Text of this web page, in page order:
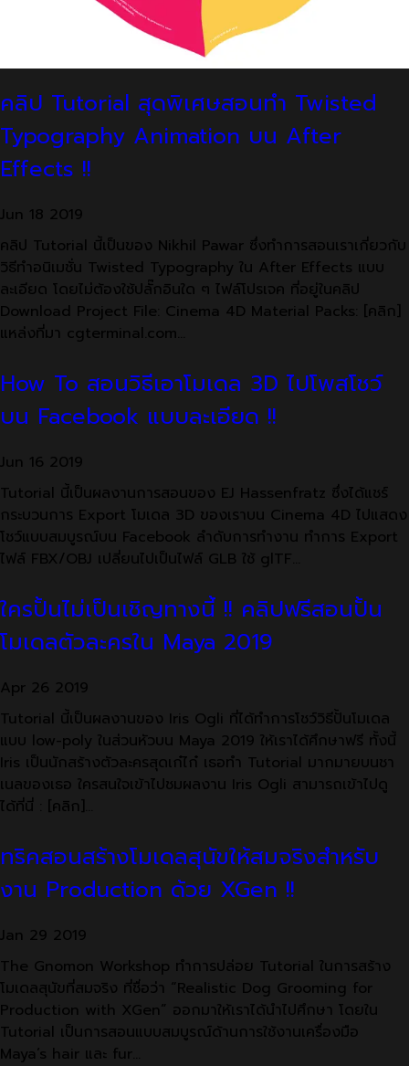
คลิป Tutorial สุดพิเศษสอนทำ Twisted
Typography Animation บน After
Effects !!
Jun 18 2019
คลิป Tutorial นี้เป็นของ Nikhil Pawar ซึ่งทำการสอนเราเกี่ยวกับ
วิธีทำอนิเมชั่น Twisted Typography ใน After Effects แบบ
ละเอียด โดยไม่ต้องใช้ปลั๊กอินใด ๆ ไฟล์โปรเจค ที่อยู่ในคลิป
Download Project File: Cinema 4D Material Packs: [คลิก]
แหล่งที่มา cgterminal.com…
How To สอนวิธีเอาโมเดล 3D ไปโพสโชว์
บน Facebook แบบละเอียด !!
Jun 16 2019
Tutorial นี้เป็นผลงานการสอนของ EJ Hassenfratz ซึ่งได้แชร์
กระบวนการ Export โมเดล 3D ของเราบน Cinema 4D ไปแสดง
โชว์แบบสมบูรณ์บน Facebook ลำดับการทำงาน ทำการ Export
ไฟล์ FBX/OBJ เปลี่ยนไปเป็นไฟล์ GLB ใช้ glTF…
ใครปั้นไม่เป็นเชิญทางนี้ !! คลิปฟรีสอนปั้น
โมเดลตัวละครใน Maya 2019
Apr 26 2019
Tutorial นี้เป็นผลงานของ Iris Ogli ที่ได้ทำการโชว์วิธีปั้นโมเดล
แบบ low-poly ในส่วนหัวบน Maya 2019 ให้เราได้ศึกษาฟรี ทั้งนี้
Iris เป็นนักสร้างตัวละครสุดเก๋ไก๋ เธอทำ Tutorial มากมายบนชา
เนลของเธอ ใครสนใจเข้าไปชมผลงาน Iris Ogli สามารถเข้าไปดู
ได้ที่นี่ : [คลิก]…
ทริคสอนสร้างโมเดลสุนัขให้สมจริงสำหรับ
งาน Production ด้วย XGen !!
Jan 29 2019
The Gnomon Workshop ทำการปล่อย Tutorial ในการสร้าง
โมเดลสุนัขที่สมจริง ที่ชื่อว่า “Realistic Dog Grooming for
Production with XGen” ออกมาให้เราได้นำไปศึกษา โดยใน
Tutorial เป็นการสอนแบบสมบูรณ์ด้านการใช้งานเครื่องมือ
Maya’s hair และ fur…